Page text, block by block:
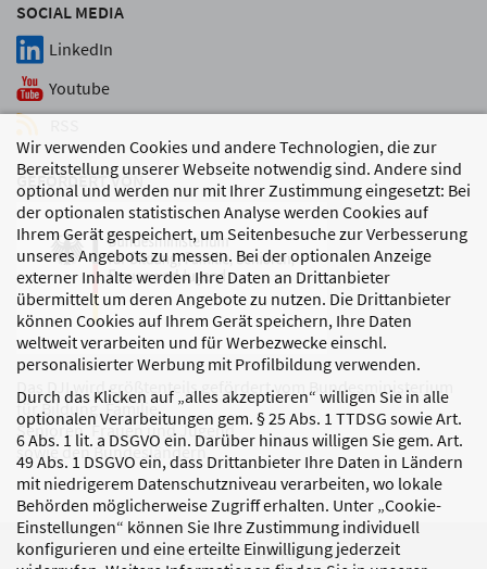
Wir verwenden Cookies und andere Technologien, die zur
Bereitstellung unserer Webseite notwendig sind. Andere sind
optional und werden nur mit Ihrer Zustimmung eingesetzt: Bei
der optionalen statistischen Analyse werden Cookies auf
Ihrem Gerät gespeichert, um Seitenbesuche zur Verbesserung
unseres Angebots zu messen. Bei der optionalen Anzeige
externer Inhalte werden Ihre Daten an Drittanbieter
übermittelt um deren Angebote zu nutzen. Die Drittanbieter
können Cookies auf Ihrem Gerät speichern, Ihre Daten
weltweit verarbeiten und für Werbezwecke einschl.
personalisierter Werbung mit Profilbildung verwenden.
Durch das Klicken auf „alles akzeptieren“ willigen Sie in alle
optionalen Verarbeitungen gem. § 25 Abs. 1 TTDSG sowie Art.
6 Abs. 1 lit. a DSGVO ein. Darüber hinaus willigen Sie gem. Art.
49 Abs. 1 DSGVO ein, dass Drittanbieter Ihre Daten in Ländern
mit niedrigerem Datenschutzniveau verarbeiten, wo lokale
Behörden möglicherweise Zugriff erhalten. Unter „Cookie-
Einstellungen“ können Sie Ihre Zustimmung individuell
konfigurieren und eine erteilte Einwilligung jederzeit
SOCIAL MEDIA
LinkedIn
Youtube
GEFÖRDERT VON
Das DJI wird größtenteils gefördert vom Bundesministerium
für Bildung, Familie,
Senioren, Frauen und Jugend
sowie den Bundesländern.
DATENSCHUTZ
IMPRESSUM